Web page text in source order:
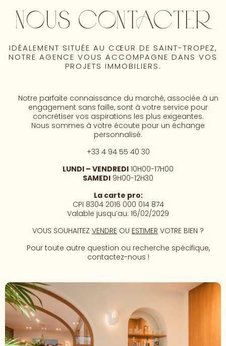
NOUS CONTACTER
IDÉALEMENT SITUÉE AU CŒUR DE SAINT-TROPEZ,
NOTRE AGENCE VOUS ACCOMPAGNE DANS VOS
PROJETS IMMOBILIERS.
Notre parfaite connaissance du marché, associée à un
engagement sans faille, sont à votre service pour
concrétiser vos aspirations les plus exigeantes.
Nous sommes à votre écoute pour un échange
personnalisé.
+33 4 94 55 40 30
LUNDI – VENDREDI 10H00-17H00
SAMEDI 9H00-12H30
La carte pro:
CPI 8304 2016 000 014 874
Valable jusqu’au: 16/02/2029
VOUS SOUHAITEZ VENDRE OU ESTIMER VOTRE BIEN ?
Pour toute autre question ou recherche spécifique,
contactez-nous !